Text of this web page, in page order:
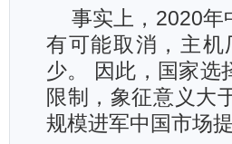
事实上，2020年
有可能取消，主
少。 因此，国家选
限制，象征意义大
规模进军中国市场